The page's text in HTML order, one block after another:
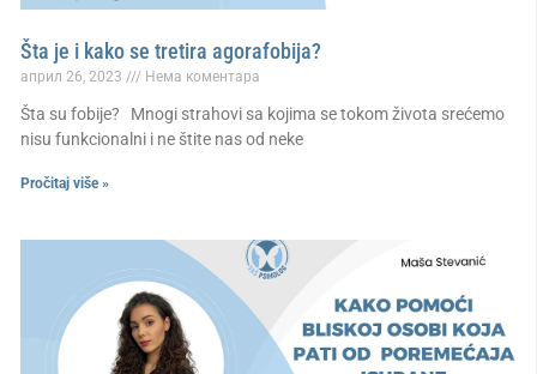
Šta je i kako se tretira agorafobija?
април 26, 2023 Нема коментара
Šta su fobije? Mnogi strahovi sa kojima se tokom života srećemo
nisu funkcionalni i ne štite nas od neke
Pročitaj više »